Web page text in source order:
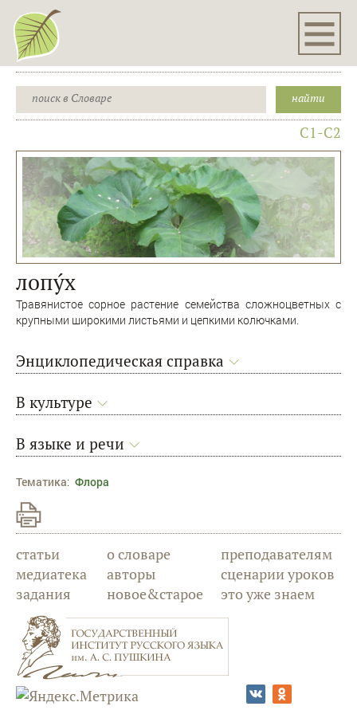
C1-C2
лопу́х
Травянистое сорное растение семейства сложноцветных с
крупными широкими листьями и цепкими колючками.
Энциклопедическая справка
В культуре
В языке и речи
Тематика: Флора
статьи
медиатека
задания
о словаре
авторы
новое&старое
преподавателям
сценарии уроков
это уже знаем